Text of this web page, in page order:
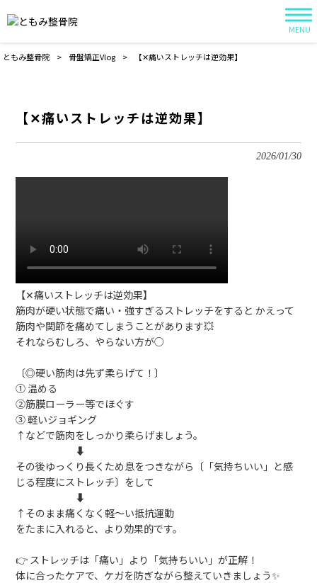
MENU
ともみ整骨院 > 骨盤矯正Vlog > 【✕痛いストレッチは逆効果】
【✕痛いストレッチは逆効果】
2026/01/30
【✕痛いストレッチは逆効果】
筋肉が硬い状態で痛い・強すぎるストレッチをすると かえって
筋肉や関節を痛めてしまうことがあります💥
それならむしろ、やらない方が○
〔◎硬い筋肉は先ず柔らげて！〕
① 温める
②筋膜ローラー等でほぐす
③ 軽いジョギング
↑などで筋肉をしっかり柔らげましょう。
⬇️
その後ゆっくり長くため息をつきながら〔「気持ちいい」と感
じる程度にストレッチ〕をして
⬇️
↑そのまま痛くなく軽～い抵抗運動
をたまに入れると、より効果的です。
👉 ストレッチは「痛い」より「気持ちいい」が正解！
体に合ったケアで、ケガを防ぎながら整えていきましょう✨